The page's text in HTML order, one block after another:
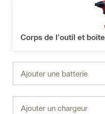
Corps de l'outil et boîte
Ajouter une batterie
Ajouter un chargeur